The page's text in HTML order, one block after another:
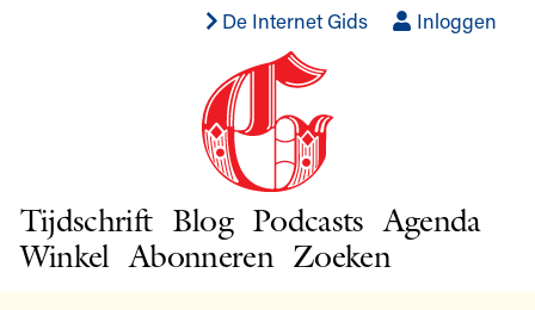
De Internet Gids Inloggen
Tijdschrift Blog Podcasts Agenda
Winkel Abonneren Zoeken